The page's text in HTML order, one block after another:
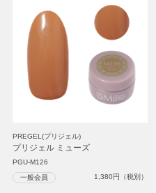
PREGEL(プリジェル)
プリジェル ミューズ
PGU-M126
一般会員 1,380円（税別）